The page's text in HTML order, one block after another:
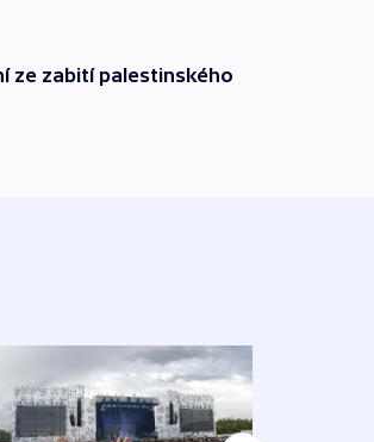
ze zabití palestinského